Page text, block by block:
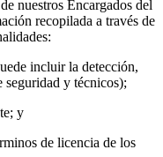
nuestros Encargados del
recopilada a través de
incluir la detección,
seguridad y técnicos);
y
de licencia de los